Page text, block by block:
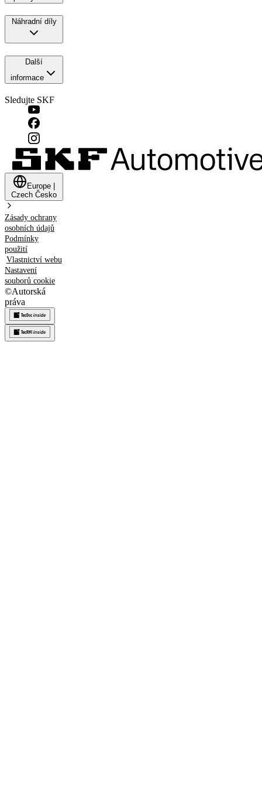
Náhradní díly
Další
informace
Sledujte SKF
Europe
Czech Česko
Zásady ochrany
osobních údajů
Podmínky
použití
Vlastnictví webu
Nastavení
souborů cookie
©Autorská
práva